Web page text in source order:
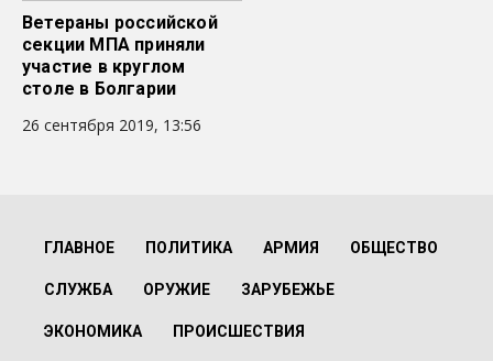
Ветераны российской
секции МПА приняли
участие в круглом
столе в Болгарии
26 сентября 2019, 13:56
ГЛАВНОЕ ПОЛИТИКА АРМИЯ ОБЩЕСТВО
СЛУЖБА ОРУЖИЕ ЗАРУБЕЖЬЕ
ЭКОНОМИКА ПРОИСШЕСТВИЯ